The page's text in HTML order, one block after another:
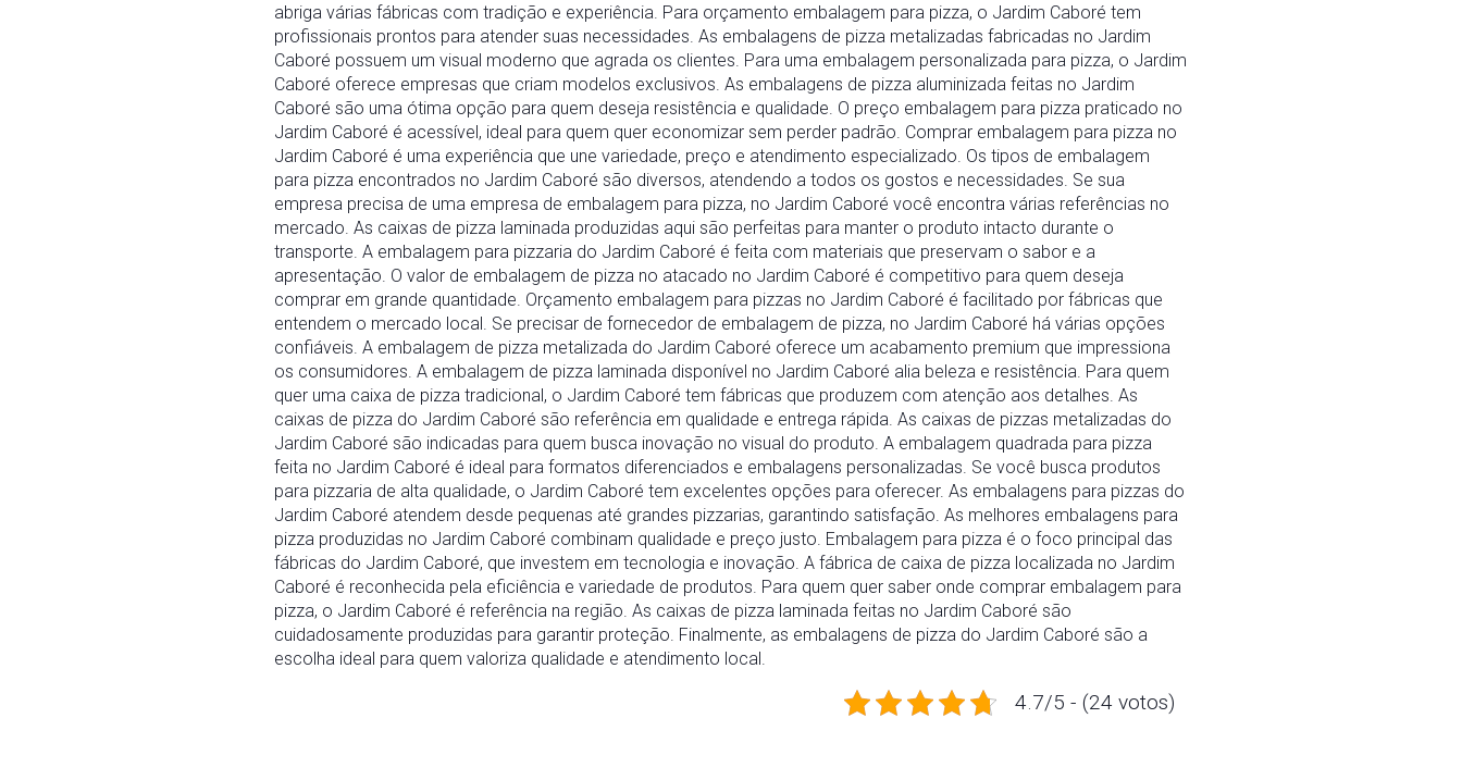
abriga várias fábricas com tradição e experiência. Para orçamento embalagem para pizza, o Jardim Caboré tem
profissionais prontos para atender suas necessidades. As embalagens de pizza metalizadas fabricadas no Jardim
Caboré possuem um visual moderno que agrada os clientes. Para uma embalagem personalizada para pizza, o Jardim
Caboré oferece empresas que criam modelos exclusivos. As embalagens de pizza aluminizada feitas no Jardim
Caboré são uma ótima opção para quem deseja resistência e qualidade. O preço embalagem para pizza praticado no
Jardim Caboré é acessível, ideal para quem quer economizar sem perder padrão. Comprar embalagem para pizza no
Jardim Caboré é uma experiência que une variedade, preço e atendimento especializado. Os tipos de embalagem
para pizza encontrados no Jardim Caboré são diversos, atendendo a todos os gostos e necessidades. Se sua
empresa precisa de uma empresa de embalagem para pizza, no Jardim Caboré você encontra várias referências no
mercado. As caixas de pizza laminada produzidas aqui são perfeitas para manter o produto intacto durante o
transporte. A embalagem para pizzaria do Jardim Caboré é feita com materiais que preservam o sabor e a
apresentação. O valor de embalagem de pizza no atacado no Jardim Caboré é competitivo para quem deseja
comprar em grande quantidade. Orçamento embalagem para pizzas no Jardim Caboré é facilitado por fábricas que
entendem o mercado local. Se precisar de fornecedor de embalagem de pizza, no Jardim Caboré há várias opções
confiáveis. A embalagem de pizza metalizada do Jardim Caboré oferece um acabamento premium que impressiona
os consumidores. A embalagem de pizza laminada disponível no Jardim Caboré alia beleza e resistência. Para quem
quer uma caixa de pizza tradicional, o Jardim Caboré tem fábricas que produzem com atenção aos detalhes. As
caixas de pizza do Jardim Caboré são referência em qualidade e entrega rápida. As caixas de pizzas metalizadas do
Jardim Caboré são indicadas para quem busca inovação no visual do produto. A embalagem quadrada para pizza
feita no Jardim Caboré é ideal para formatos diferenciados e embalagens personalizadas. Se você busca produtos
para pizzaria de alta qualidade, o Jardim Caboré tem excelentes opções para oferecer. As embalagens para pizzas do
Jardim Caboré atendem desde pequenas até grandes pizzarias, garantindo satisfação. As melhores embalagens para
pizza produzidas no Jardim Caboré combinam qualidade e preço justo. Embalagem para pizza é o foco principal das
fábricas do Jardim Caboré, que investem em tecnologia e inovação. A fábrica de caixa de pizza localizada no Jardim
Caboré é reconhecida pela eficiência e variedade de produtos. Para quem quer saber onde comprar embalagem para
pizza, o Jardim Caboré é referência na região. As caixas de pizza laminada feitas no Jardim Caboré são
cuidadosamente produzidas para garantir proteção. Finalmente, as embalagens de pizza do Jardim Caboré são a
escolha ideal para quem valoriza qualidade e atendimento local.
4.7/5 - (24 votos)